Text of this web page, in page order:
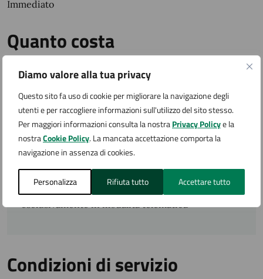
Diamo valore alla tua privacy
Questo sito fa uso di cookie per migliorare la navigazione degli
utenti e per raccogliere informazioni sull'utilizzo del sito stesso.
Per maggiori informazioni consulta la nostraPrivacy Policye la
nostraCookie Policy. La mancata accettazione comporta la
navigazione in assenza di cookies.
Personalizza Rifiuta tutto Accettare tutto
Immediato
Quanto costa
Nulla, se non le necessarie marche da bollo
Accedi al servizio
Assolvimento
esclusivamente in modalità telematica
Condizioni di servizio